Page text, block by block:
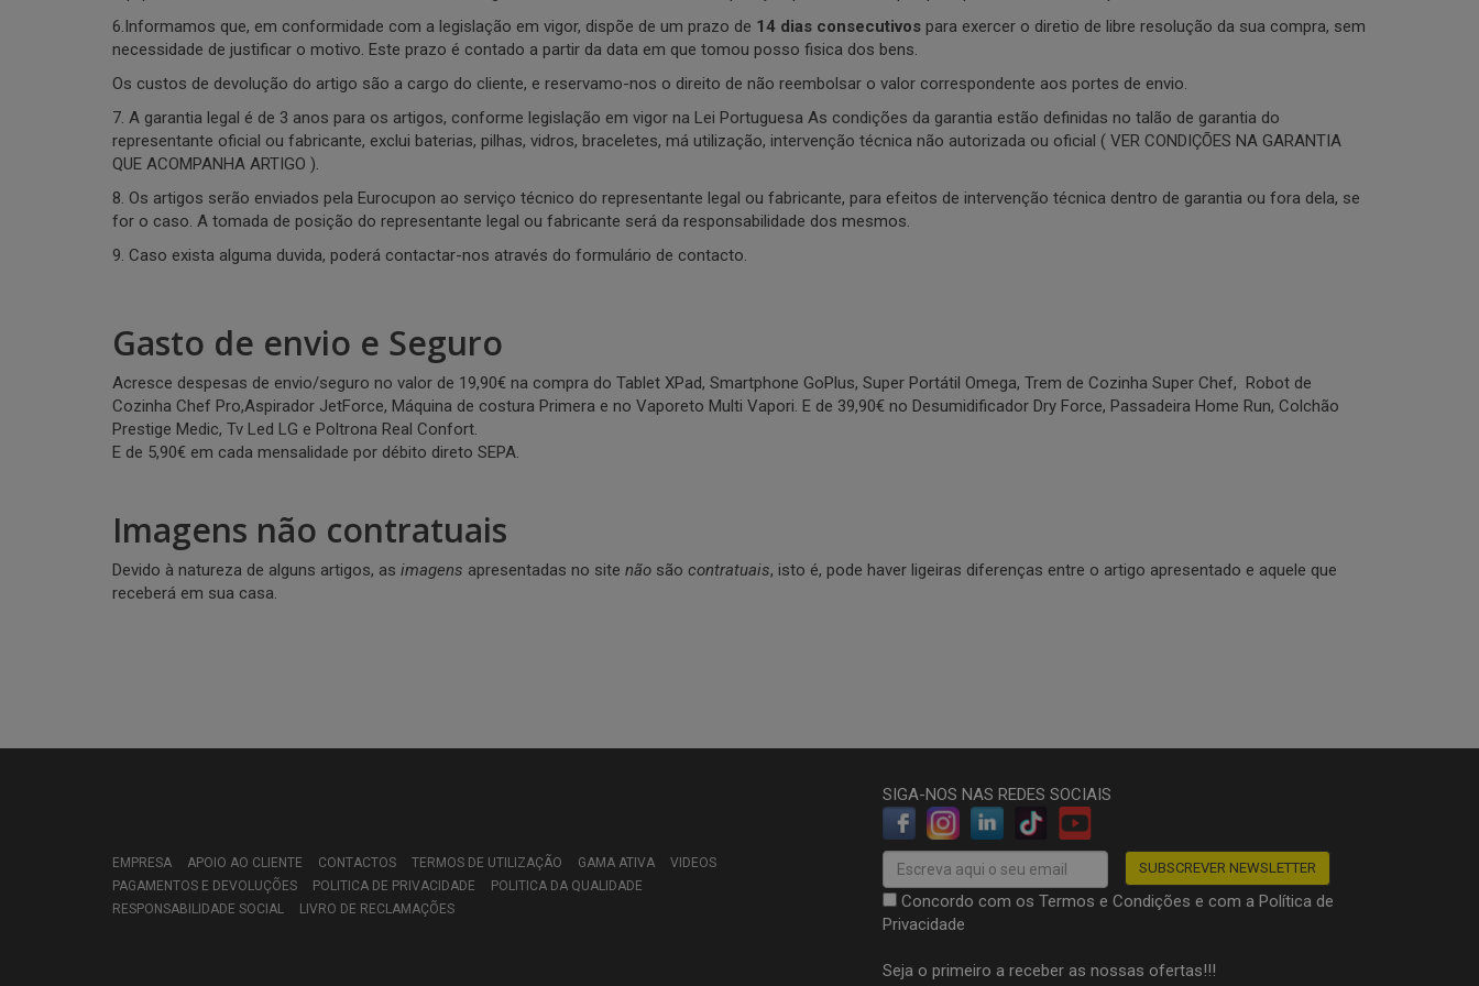
6.Informamos que, em conformidade com a legislação em vigor, dispõe de um prazo de 14 dias consecutivos para exercer o diretio de libre resolução da sua compra, sem
necessidade de justificar o motivo. Este prazo é contado a partir da data em que tomou posso fisica dos bens.
Os custos de devolução do artigo são a cargo do cliente, e reservamo-nos o direito de não reembolsar o valor correspondente aos portes de envio.
7. A garantia legal é de 3 anos para os artigos, conforme legislação em vigor na Lei Portuguesa As condições da garantia estão definidas no talão de garantia do
representante oficial ou fabricante, exclui baterias, pilhas, vidros, braceletes, má utilização, intervenção técnica não autorizada ou oficial ( VER CONDIÇÕES NA GARANTIA
QUE ACOMPANHA ARTIGO ).
8. Os artigos serão enviados pela Eurocupon ao serviço técnico do representante legal ou fabricante, para efeitos de intervenção técnica dentro de garantia ou fora dela, se
for o caso. A tomada de posição do representante legal ou fabricante será da responsabilidade dos mesmos.
9. Caso exista alguma duvida, poderá contactar-nos através do formulário de contacto.
Gasto de envio e Seguro
Acresce despesas de envio/seguro no valor de 19,90€ na compra do Tablet XPad, Smartphone GoPlus, Super Portátil Omega, Trem de Cozinha Super Chef, Robot de
Cozinha Chef Pro,Aspirador JetForce, Máquina de costura Primera e no Vaporeto Multi Vapori. E de 39,90€ no Desumidificador Dry Force, Passadeira Home Run, Colchão
Prestige Medic, Tv Led LG e Poltrona Real Confort.
E de 5,90€ em cada mensalidade por débito direto SEPA.
Imagens não contratuais
Devido à natureza de alguns artigos, as imagens apresentadas no site não são contratuais, isto é, pode haver ligeiras diferenças entre o artigo apresentado e aquele que
receberá em sua casa.
SIGA-NOS NAS REDES SOCIAIS
EMPRESA APOIO AO CLIENTE CONTACTOS TERMOS DE UTILIZAÇÃO GAMA ATIVA
VIDEOS
PAGAMENTOS E DEVOLUÇÕES
POLITICA DE PRIVACIDADE
POLITICA DA QUALIDADE
RESPONSABILIDADE SOCIAL
LIVRO DE RECLAMAÇÕES Concordo com os Termos e Condições e com a Política de
Privacidade
Seja o primeiro a receber as nossas ofertas!!!